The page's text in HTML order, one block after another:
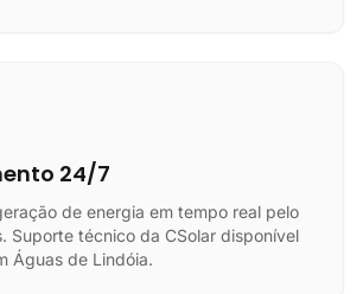
24/7
de energia em tempo real pelo
Suporte técnico da CSolar disponível
Águas de Lindóia.